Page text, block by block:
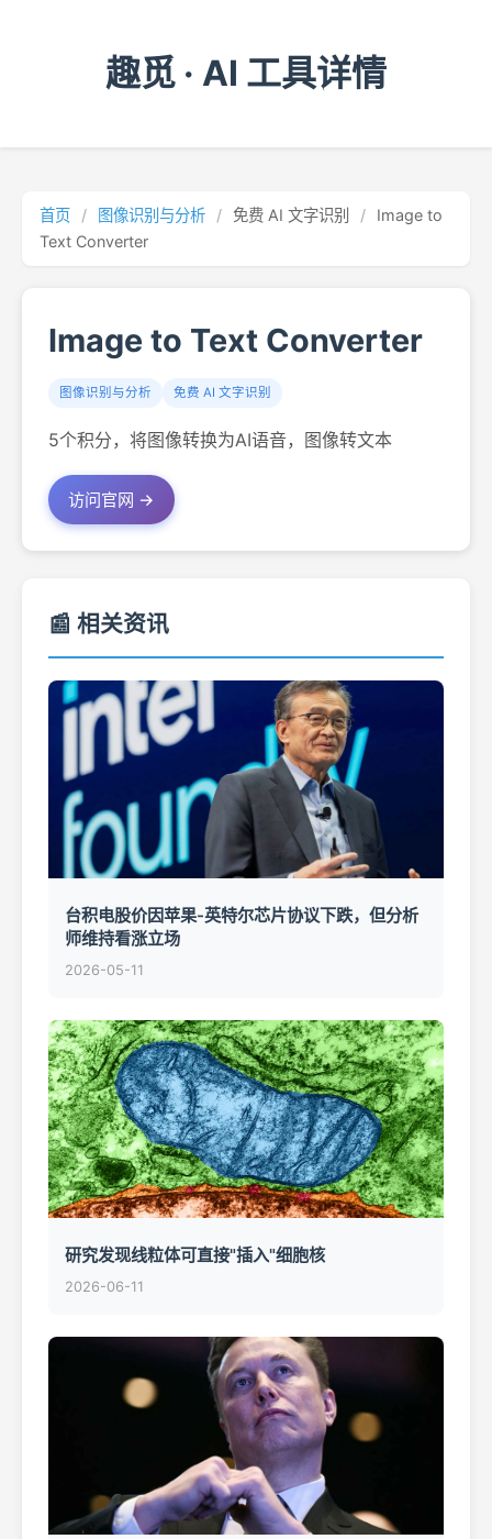
趣觅 · AI 工具详情
首页 / 图像识别与分析 / 免费 AI 文字识别 /
Image to
Text Converter
Image to Text Converter
图像识别与分析 免费 AI 文字识别
5个积分，将图像转换为AI语音，图像转文本
访问官网 →
📰 相关资讯
台积电股价因苹果-英特尔芯片协议下跌，但分析
师维持看涨立场
2026-05-11
研究发现线粒体可直接"插入"细胞核
2026-06-11